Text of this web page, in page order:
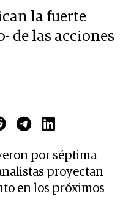
la fuerte
de las acciones
por séptima
proyectan
en los próximos